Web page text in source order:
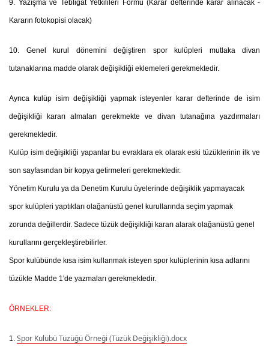
9. Yazışma ve Tebligat Yetkilileri Formu (Karar defterinde karar alınacak -
Kararın fotokopisi olacak)
10. Genel kurul dönemini değiştiren spor kulüpleri mutlaka divan
tutanaklarına madde olarak değişikliği eklemeleri gerekmektedir.
Ayrıca kulüp isim değişikliği yapmak isteyenler karar defterinde de isim
değişikliği kararı almaları gerekmekte ve divan tutanağına yazdırmaları
gerekmektedir.
Kulüp isim değişikliği yapanlar bu evraklara ek olarak eski tüzüklerinin ilk ve
son sayfasından bir kopya getirmeleri gerekmektedir.
Yönetim Kurulu ya da Denetim Kurulu üyelerinde değişiklik yapmayacak
spor kulüpleri yaptıkları olağanüstü genel kurullarında seçim yapmak
zorunda değillerdir. Sadece tüzük değişikliği kararı alarak olağanüstü genel
kurullarını gerçekleştirebilirler.
Spor kulübünde kısa isim kullanmak isteyen spor kulüplerinin kısa adlarını
tüzükte Madde 1'de yazmaları gerekmektedir.
ÖRNEKLER:
1. Spor Kulübü Tüzüğü Örneği (Tüzük Değişikliği).docx